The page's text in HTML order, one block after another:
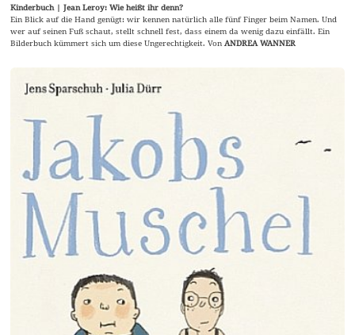
Kinderbuch | Jean Leroy: Wie heißt ihr denn?
Ein Blick auf die Hand genügt: wir kennen natürlich alle fünf Finger beim Namen. Und
wer auf seinen Fuß schaut, stellt schnell fest, dass einem da wenig dazu einfällt. Ein
Bilderbuch kümmert sich um diese Ungerechtigkeit. VonANDREA WANNER